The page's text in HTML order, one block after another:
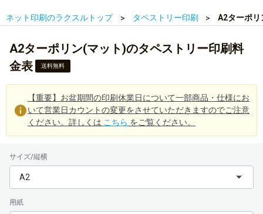
ネット印刷のラクスルトップ タペストリー印刷 A2ターポ
A2ターポリン(マット)のタペストリー印刷料
金表
送料無料
【重要】お盆期間の印刷休業日について一部商品・仕様にお
いて営業日カウントの変更をさせていただきますのでご注意
ください。詳しくは こちら をご覧ください。
サイズ/縦横
A2
用紙